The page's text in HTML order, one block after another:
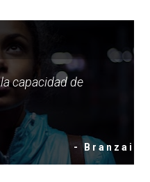
capacidad de
- Branzai